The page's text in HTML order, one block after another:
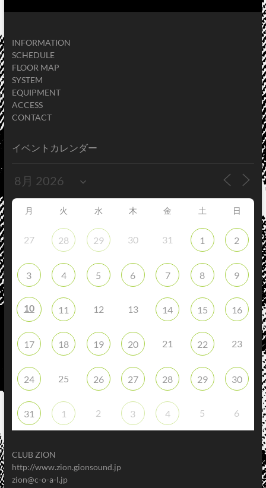
INFORMATION
SCHEDULE
FLOOR MAP
SYSTEM
EQUIPMENT
ACCESS
CONTACT
イベントカレンダー
月 火 水 木 金 土 日
27 28 29 30 31 1 2
3 4 5 6 7 8 9
10 11 12 13 14 15 16
17 18 19 20 21 22 23
24 25 26 27 28 29 30
31 1 2 3 4 5 6
CLUB ZION
http://www.zion.gionsound.jp
zion@c-o-a-l.jp